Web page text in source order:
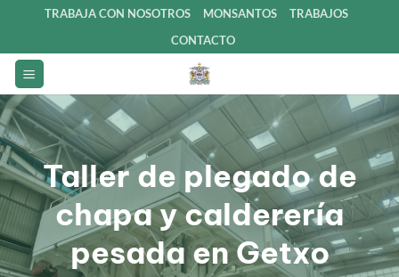
contenido
TRABAJA CON NOSOTROS MONSANTOS
TRABAJOS
CONTACTO
Taller de plegado de
chapa y calderería
pesada en Getxo